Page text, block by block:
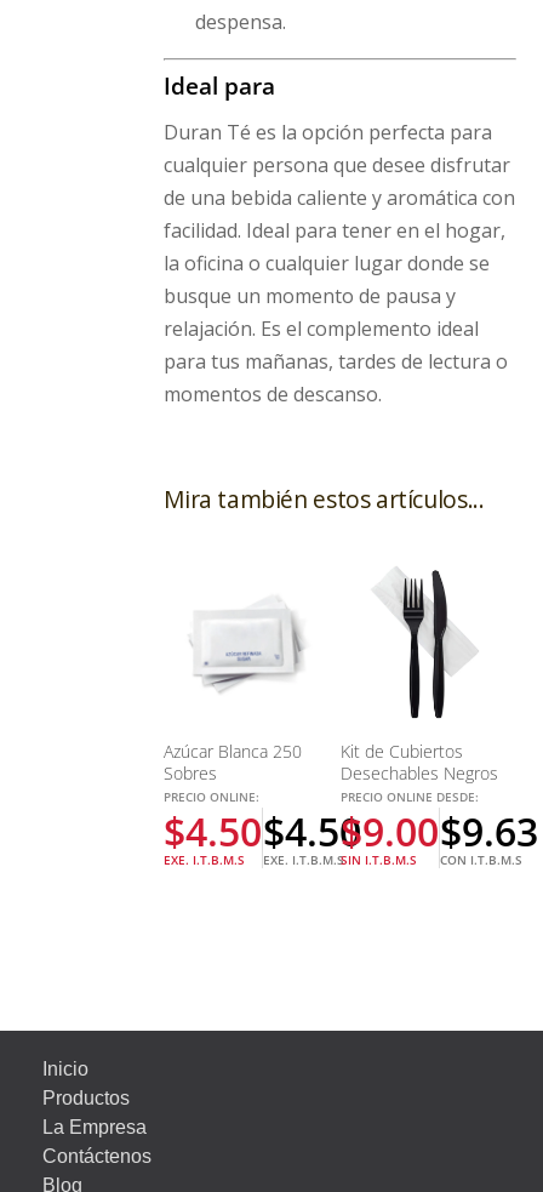
despensa.
Ideal para
Duran Té es la opción perfecta para
cualquier persona que desee disfrutar
de una bebida caliente y aromática con
facilidad. Ideal para tener en el hogar,
la oficina o cualquier lugar donde se
busque un momento de pausa y
relajación. Es el complemento ideal
para tus mañanas, tardes de lectura o
momentos de descanso.
Mira también estos artículos...
Azúcar Blanca 250
Sobres
PRECIO ONLINE:
$4.50
EXE. I.T.B.M.S
$4.50
EXE. I.T.B.M.S
Kit de Cubiertos
Desechables Negros
PRECIO ONLINE DESDE:
$9.00
SIN I.T.B.M.S
$9.63
CON I.T.B.M.S
Inicio
Productos
La Empresa
Contáctenos
Blog